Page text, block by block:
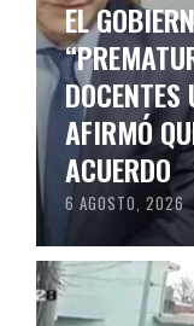
EL
AFIRMÓ
ACUERDO
6 AGOSTO, 2026